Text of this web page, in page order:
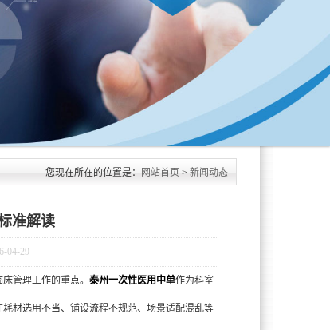
您现在所在的位置是： 网站首页 > 新闻动态
准解读
04-29
理工作的重点。 泰州一次性医用中单作为科室
材选用不当、铺设流程不规范、场景适配混乱等